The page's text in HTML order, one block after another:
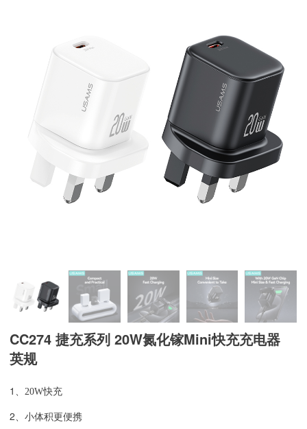
CC274 捷充系列 20W氮化镓Mini快充充电器
英规
1、20W快充
2、小体积更便携